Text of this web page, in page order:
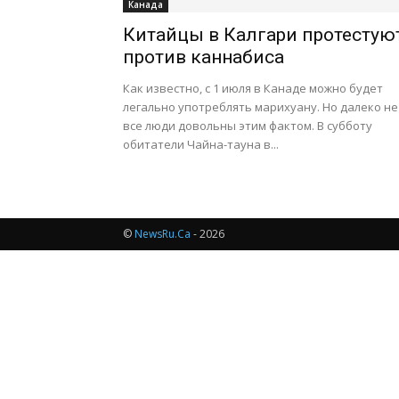
Канада
Китайцы в Калгари
против каннабиса
Как известно, с 1 июля в Канаде можно будет
легально употреблять марихуану. Но далеко не
все люди довольны этим фактом. В субботу
обитатели Чайна-тауна в...
© NewsRu.Ca - 2026